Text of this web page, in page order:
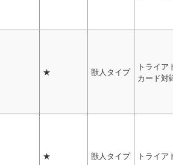
★ 獣人タイプ
トライア
カード対
★ 獣人タイプ トライア